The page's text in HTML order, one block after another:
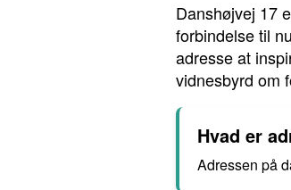
Danshøjvej 17
forbindelse til
adresse at
vidnesbyrd om
Hvad er
Adressen på